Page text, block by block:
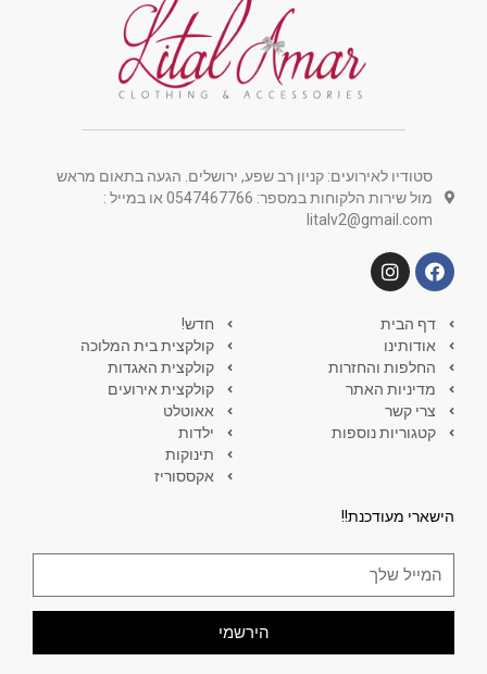
סטודיו לאירועים: קניון רב שפע, ירושלים. הגעה בתאום מראש
מול שירות הלקוחות במספר: 0547467766 או במייל :
litalv2@gmail.com
דף הבית
אודותינו
החלפות והחזרות
מדיניות האתר
צרי קשר
קטגוריות נוספות
חדש!
קולקצית בית המלוכה
קולקצית האגדות
קולקצית אירועים
אאוטלט
ילדות
תינוקות
אקססוריז
הישארי מעודכנת!!
הירשמי